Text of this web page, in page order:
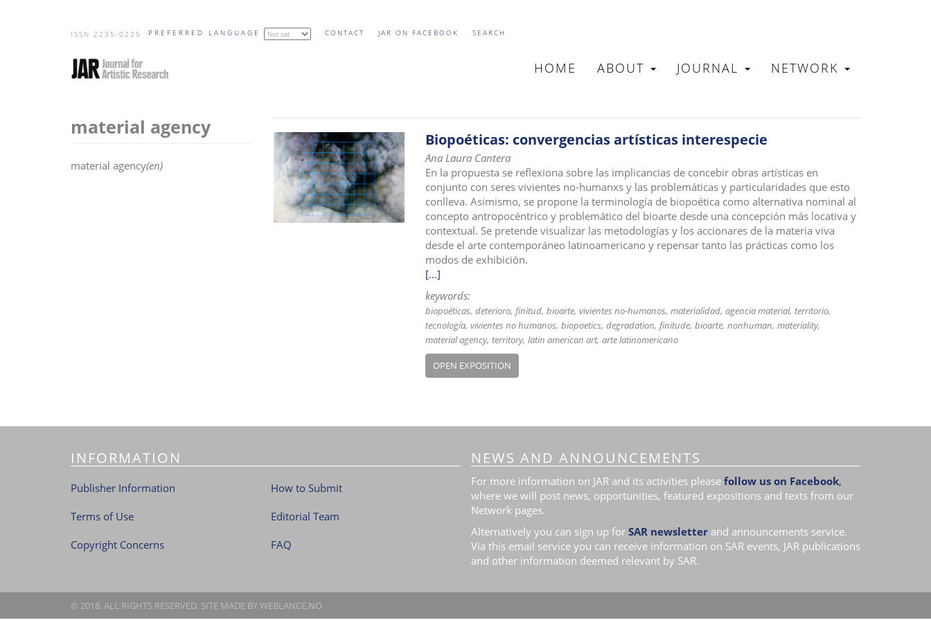
ISSN 2235-0225 PREFERRED LANGUAGE CONTACT JAR ON FACEBOOK SEARCH
MAIN
HOME ABOUT JOURNAL NETWORK
material agency
material agency(en)
Biopoéticas: convergencias artísticas interespecie
Ana Laura Cantera
En la propuesta se reflexiona sobre las implicancias de concebir obras artísticas en
conjunto con seres vivientes no-humanxs y las problemáticas y particularidades que esto
conlleva. Asimismo, se propone la terminología de biopoética como alternativa nominal al
concepto antropocéntrico y problemático del bioarte desde una concepción más locativa y
contextual. Se pretende visualizar las metodologías y los accionares de la materia viva
desde el arte contemporáneo latinoamericano y repensar tanto las prácticas como los
modos de exhibición.
[...]
keywords:
biopoéticas deterioro finitud bioarte vivientes no-humanos materialidad agencia material territorio
tecnología vivientes no humanos biopoetics degradation finitude bioarte nonhuman materiality
material agency territory latin american art arte latinomericano
OPEN EXPOSITION
INFORMATION
Publisher Information
Terms of Use
Copyright Concerns
How to Submit
Editorial Team
FAQ
NEWS AND ANNOUNCEMENTS
For more information on JAR and its activities please follow us on Facebook,
where we will post news, opportunities, featured expositions and texts from our
Network pages.
Alternatively you can sign up for SAR newsletter and announcements service.
Via this email service you can receive information on SAR events, JAR publications
and other information deemed relevant by SAR.
© 2018. ALL RIGHTS RESERVED. SITE MADE BYWEBLANCE.NO